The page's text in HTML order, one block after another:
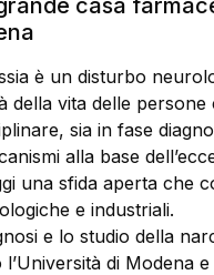
è un disturbo
della vita delle
sia in fase
alla base
una sfida aperta che
e industriali.
e lo studio della
di Modena